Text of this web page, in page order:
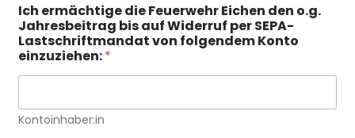
m
i
l
i
i
r
e
s
F
l
Ich ermächtige die Feuerwehr Eichen den o.g.
Jahresbeitrag bis auf Widerruf per SEPA-
Lastschriftmandat von folgendem Konto
einzuziehen:*
Kontoinhaber:in